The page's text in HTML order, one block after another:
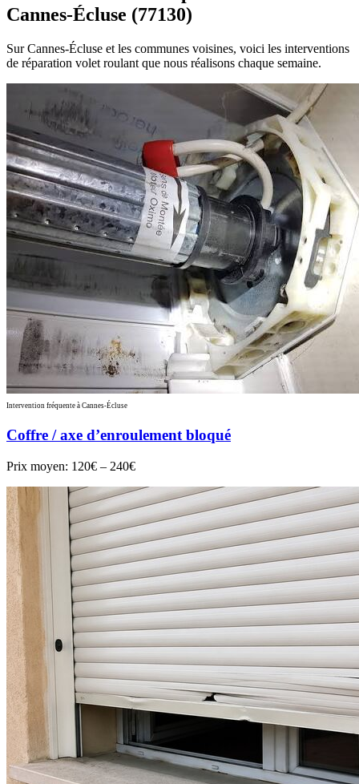
Cannes-Écluse (77130)
Sur Cannes-Écluse et les communes voisines, voici les interventions
de réparation volet roulant que nous réalisons chaque semaine.
Intervention fréquente à Cannes-Écluse
Coffre / axe d’enroulement bloqué
Prix moyen: 120€ – 240€